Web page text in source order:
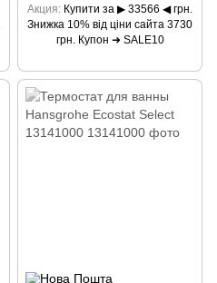
Акция Купити за ▶ 33566 ◀ грн.
Знижка 10% від ціни сайта 3730
грн. Купон ➜ SALE10